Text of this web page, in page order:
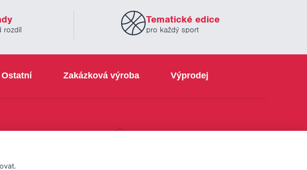
rozdíl
Tematické edice
pro každý sport
Ostatní Zakázková výroba Výprodej